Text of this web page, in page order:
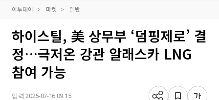
이투데이 마켓 일반
하이스틸, 美 상무부 ‘덤핑제로’ 결
정…극저온 강관 알래스카 LNG
참여 가능
입력 2025-07-16 09:15